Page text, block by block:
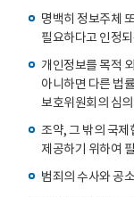
명백히 정보주체
필요하다고 인정
개인정보를 목적
아니하면 다른 법
보호위원회의 심
조약, 그 밖의 국제
제공하기 위하여
범죄의 수사와 공